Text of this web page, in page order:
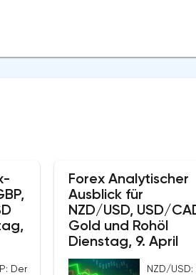
Der
Forex Analytischer
Ausblick für
NZD/USD, USD/
Gold und Rohöl
Dienstag, 9. April
NZD/